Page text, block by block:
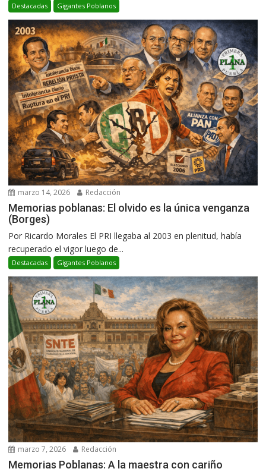
Destacadas Gigantes Poblanos
marzo 14, 2026 Redacción
Memorias poblanas: El olvido es la única venganza
(Borges)
Por Ricardo Morales El PRI llegaba al 2003 en plenitud, había
recuperado el vigor luego de...
Destacadas Gigantes Poblanos
marzo 7, 2026 Redacción
Memorias Poblanas: A la maestra con cariño